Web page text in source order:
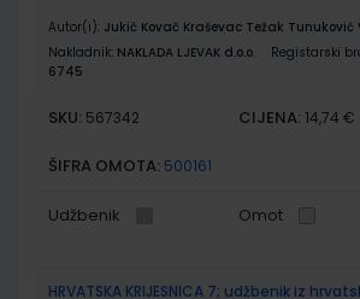
Autor(i): Jukić Kovač Kraševac Težak Tunuković
Nakladnik: NAKLADA LJEVAK d.o.o.
Registarski
6745
SKU: 567342 CIJENA: 14,74 €
ŠIFRA OMOTA: 500161
Udžbenik Omot
HRVATSKA KRIJESNICA 7; udžbenik iz